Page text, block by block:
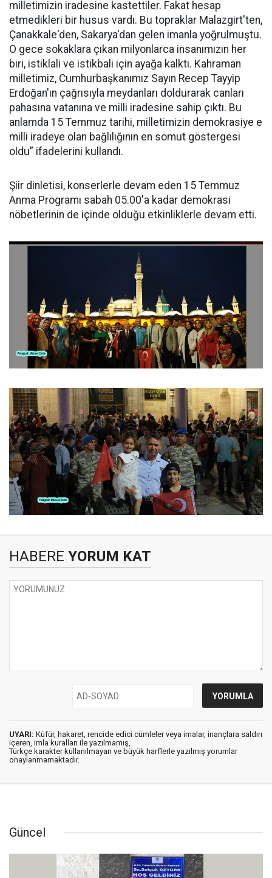
milletimizin iradesine kastettiler. Fakat hesap
etmedikleri bir husus vardı. Bu topraklar Malazgirt'ten,
Çanakkale'den, Sakarya'dan gelen imanla yoğrulmuştu.
O gece sokaklara çıkan milyonlarca insanımızın her
biri, istiklali ve istikbali için ayağa kalktı. Kahraman
milletimiz, Cumhurbaşkanımız Sayın Recep Tayyip
Erdoğan'ın çağrısıyla meydanları doldurarak canları
pahasına vatanına ve milli iradesine sahip çıktı. Bu
anlamda 15 Temmuz tarihi, milletimizin demokrasiye e
milli iradeye olan bağlılığının en somut göstergesi
oldu” ifadelerini kullandı.
Şiir dinletisi, konserlerle devam eden 15 Temmuz
Anma Programı sabah 05.00'a kadar demokrasi
nöbetlerinin de içinde olduğu etkinliklerle devam etti.
HABERE YORUM KAT
UYARI: Küfür, hakaret, rencide edici cümleler veya imalar, inançlara saldırı
içeren, imla kuralları ile yazılmamış,
Türkçe karakter kullanılmayan ve büyük harflerle yazılmış yorumlar
onaylanmamaktadır.
Güncel